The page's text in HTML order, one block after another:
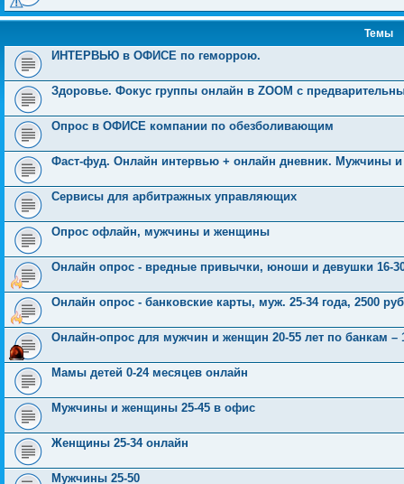
Темы
ИНТЕРВЬЮ в ОФИСЕ по геморрою.
Здоровье. Фокус группы онлайн в ZOOM с
Опрос в ОФИСЕ компании по обезболивающим
Фаст-фуд. Онлайн интервью + онлайн дневник. Мужчины
Сервисы для арбитражных управляющих
Опрос офлайн, мужчины и женщины
Онлайн опрос - вредные привычки, юноши и девушки 16-
Онлайн опрос - банковские карты, муж. 25-34 года, 2500 руб
Онлайн-опрос для мужчин и женщин 20-55 лет по банкам –
Мамы детей 0-24 месяцев онлайн
Мужчины и женщины 25-45 в офис
Женщины 25-34 онлайн
Мужчины 25-50